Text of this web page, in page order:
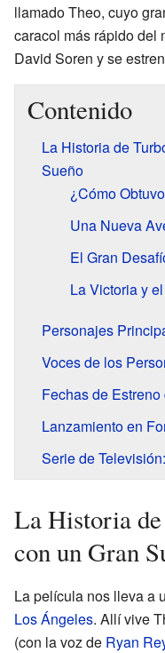
llamado Theo, cuyo
caracol más rápido del
David Soren y se
Contenido
La Historia de
Sueño
¿Cómo
Una Nueva
El Gran
La Victoria y
Personajes
Voces de los
Fechas de
Lanzamiento en
Serie de
La Historia
con un Gran
La película nos lleva a
Los Ángeles. Allí vive
(con la voz de Ryan